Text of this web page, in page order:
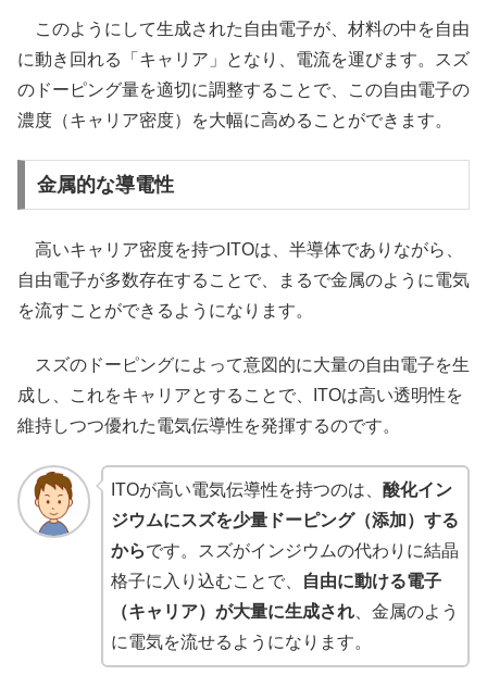
このようにして生成された自由電子が、材料の中を自由
に動き回れる「キャリア」となり、電流を運びます。スズ
のドーピング量を適切に調整することで、この自由電子の
濃度（キャリア密度）を大幅に高めることができます。
金属的な導電性
高いキャリア密度を持つITOは、半導体でありながら、
自由電子が多数存在することで、まるで金属のように電気
を流すことができるようになります。
スズのドーピングによって意図的に大量の自由電子を生
成し、これをキャリアとすることで、ITOは高い透明性を
維持しつつ優れた電気伝導性を発揮するのです。
ITOが高い電気伝導性を持つのは、 酸化イン
ジウムにスズを少量ドーピング（添加）する
からです。スズがインジウムの代わりに結晶
格子に入り込むことで、
自由に動ける電子
（キャリア）が大量に生成され、金属のよう
に電気を流せるようになります。